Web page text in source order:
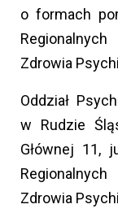
o formach
Zdrowia
Oddział
w Rudzie
Głównej 11,
Zdrowia